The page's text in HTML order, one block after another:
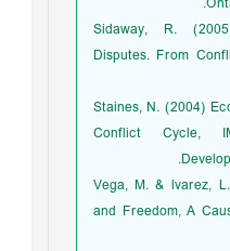
Sidaway, R.
Disputes. From
Staines, N. (2004)
Conflict Cycle,
Vega, M. & lvarez,
and Freedom, A